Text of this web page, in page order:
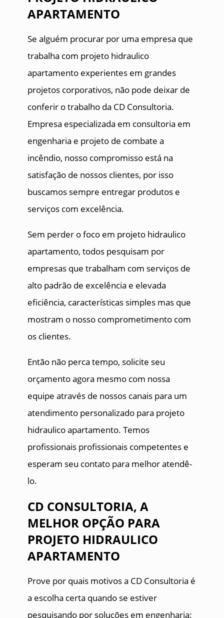
APARTAMENTO
Se alguém procurar por uma empresa que
trabalha com projeto hidraulico
apartamento experientes em grandes
projetos corporativos, não pode deixar de
conferir o trabalho da CD Consultoria.
Empresa especializada em consultoria em
engenharia e projeto de combate a
incêndio, nosso compromisso está na
satisfação de nossos clientes, por isso
buscamos sempre entregar produtos e
serviços com excelência.
Sem perder o foco em projeto hidraulico
apartamento, todos pesquisam por
empresas que trabalham com serviços de
alto padrão de excelência e elevada
eficiência, características simples mas que
mostram o nosso comprometimento com
os clientes.
Então não perca tempo, solicite seu
orçamento agora mesmo com nossa
equipe através de nossos canais para um
atendimento personalizado para projeto
hidraulico apartamento. Temos
profissionais profissionais competentes e
esperam seu contato para melhor atendê-
lo.
CD CONSULTORIA, A
MELHOR OPÇÃO PARA
PROJETO HIDRAULICO
APARTAMENTO
Prove por quais motivos a CD Consultoria é
a escolha certa quando se estiver
pesquisando por soluções em engenharia: